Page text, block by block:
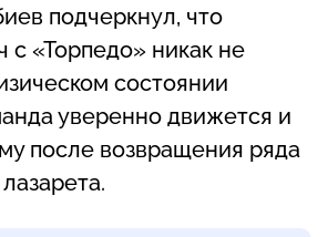
подчеркнул, что
с «Торпедо» никак не
состоянии
уверенно движется и
после возвращения ряда